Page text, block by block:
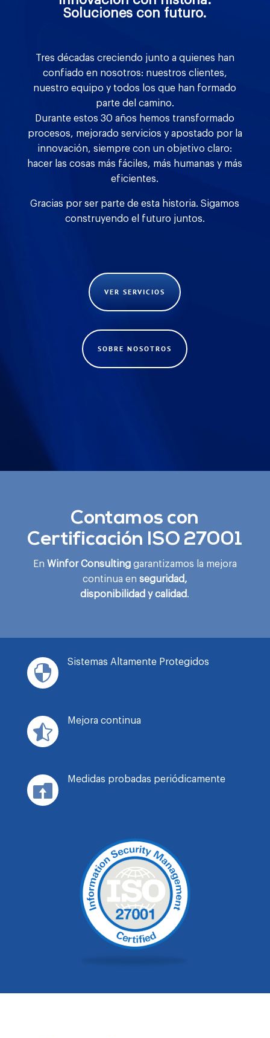
Soluciones con futuro.
Tres décadas creciendo junto a quienes han
confiado en nosotros: nuestros clientes,
nuestro equipo y todos los que han formado
parte del camino.
Durante estos 30 años hemos transformado
procesos, mejorado servicios y apostado por la
innovación, siempre con un objetivo claro:
hacer las cosas más fáciles, más humanas y más
eficientes.
Gracias por ser parte de esta historia. Sigamos
construyendo el futuro juntos.
VER SERVICIOS
SOBRE NOSOTROS
Contamos con
Certificación ISO 27001
En Winfor Consultinggarantizamos la mejora
continua en seguridad,
disponibilidad y calidad.

Sistemas Altamente Protegidos

Mejora continua

Medidas probadas periódicamente